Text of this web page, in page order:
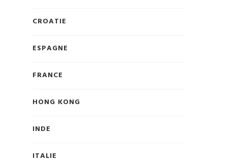
CROATIE
ESPAGNE
FRANCE
HONG KONG
INDE
ITALIE